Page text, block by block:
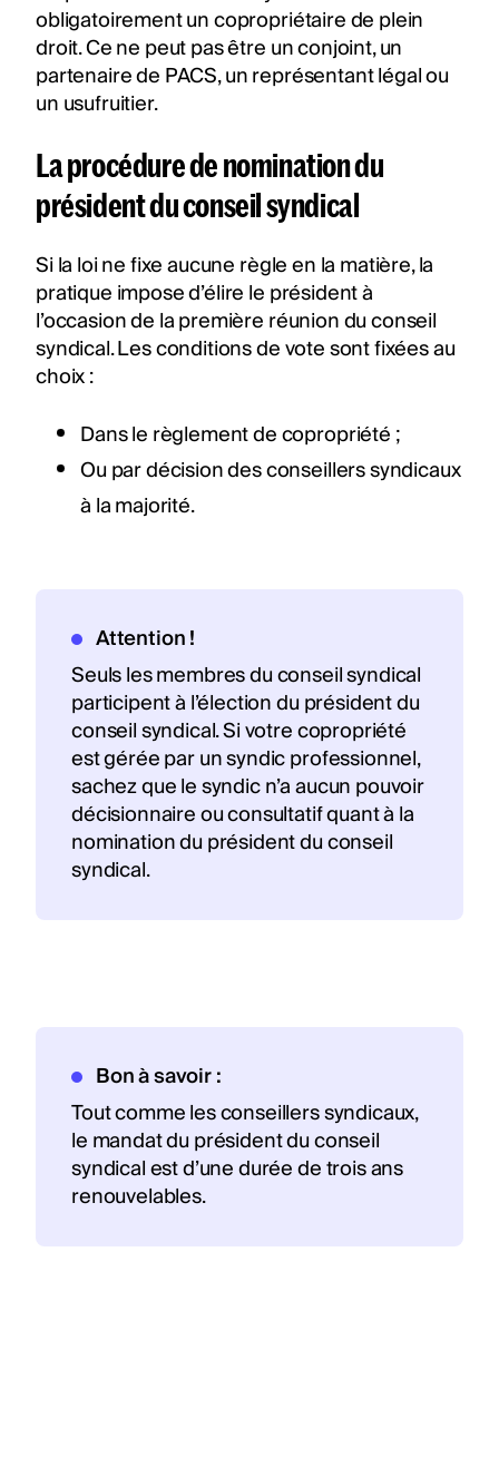
obligatoirement un copropriétaire de plein
droit. Ce ne peut pas être un conjoint, un
partenaire de PACS, un représentant légal ou
un usufruitier.
La procédure de nomination du
président du conseil syndical
Si la loi ne fixe aucune règle en la matière, la
pratique impose d’élire le président à
l’occasion de la première réunion du conseil
syndical. Les conditions de vote sont fixées au
choix :
Dans le règlement de copropriété ;
Ou par décision des conseillers syndicaux
à la majorité.
Attention !
Seuls les membres du conseil syndical
participent à l’élection du président du
conseil syndical. Si votre copropriété
est gérée par un syndic professionnel,
sachez que le syndic n’a aucun pouvoir
décisionnaire ou consultatif quant à la
nomination du président du conseil
syndical.
Bon à savoir :
Tout comme les conseillers syndicaux,
le mandat du président du conseil
syndical est d’une durée de trois ans
renouvelables.